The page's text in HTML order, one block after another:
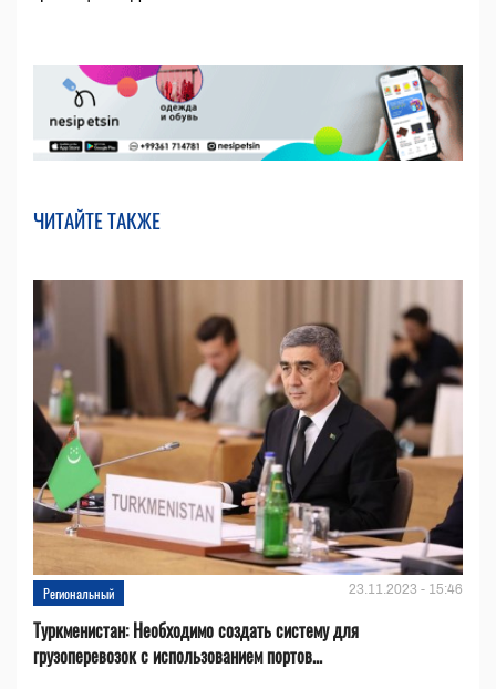
ЧИТАЙТЕ ТАКЖЕ
Региональный 23.11.2023 - 15:46
Туркменистан: Необходимо создать систему для
грузоперевозок с использованием портов...